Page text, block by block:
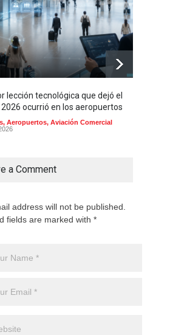
lección tecnológica que dejó el
ocurrió en los aeropuertos
, Aeropuertos, Aviación Comercial
a Comment
address will not be published.
fields are marked with *